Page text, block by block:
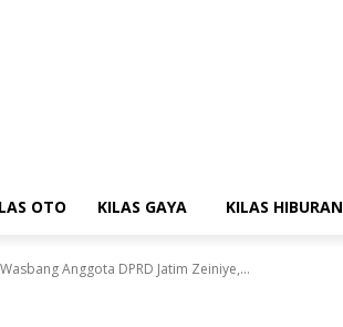
OTO KILAS GAYA KILAS HIBURAN
Anggota DPRD Jatim Zeiniye,...